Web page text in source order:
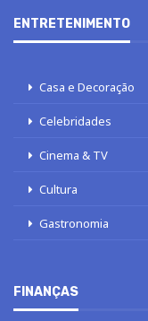
ENTRETENIMENTO
Casa e Decoração
Celebridades
Cinema & TV
Cultura
Gastronomia
FINANÇAS